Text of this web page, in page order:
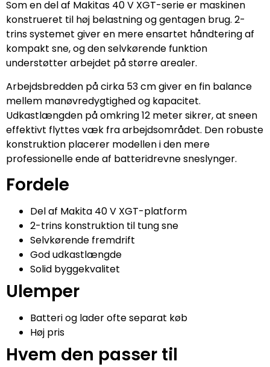
Som en del af Makitas 40 V XGT-serie er maskinen
konstrueret til høj belastning og gentagen brug. 2-
trins systemet giver en mere ensartet håndtering af
kompakt sne, og den selvkørende funktion
understøtter arbejdet på større arealer.
Arbejdsbredden på cirka 53 cm giver en fin balance
mellem manøvredygtighed og kapacitet.
Udkastlængden på omkring 12 meter sikrer, at sneen
effektivt flyttes væk fra arbejdsområdet. Den robuste
konstruktion placerer modellen i den mere
professionelle ende af batteridrevne sneslynger.
Fordele
Del af Makita 40 V XGT-platform
2-trins konstruktion til tung sne
Selvkørende fremdrift
God udkastlængde
Solid byggekvalitet
Ulemper
Batteri og lader ofte separat køb
Høj pris
Hvem den passer til